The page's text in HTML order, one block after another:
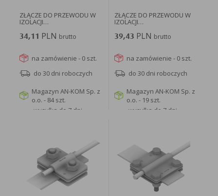
ZŁĄCZE DO PRZEWODU W
IZOLACJI
WYSOKONAPIĘCIOWEJ...
34,11 PLN brutto
na zamówienie - 0 szt.
do 30 dni roboczych
Magazyn AN-KOM Sp. z
o.o. - 84 szt.
wysyłka do 7 dni
ZŁĄCZE DO PRZEWODU W
IZOLACJI
WYSOKONAPIĘCIOWEJ...
39,43 PLN brutto
na zamówienie - 0 szt.
do 30 dni roboczych
Magazyn AN-KOM Sp. z
o.o. - 19 szt.
wysyłka do 7 dni